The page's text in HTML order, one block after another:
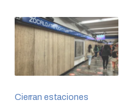
Cierran estaciones